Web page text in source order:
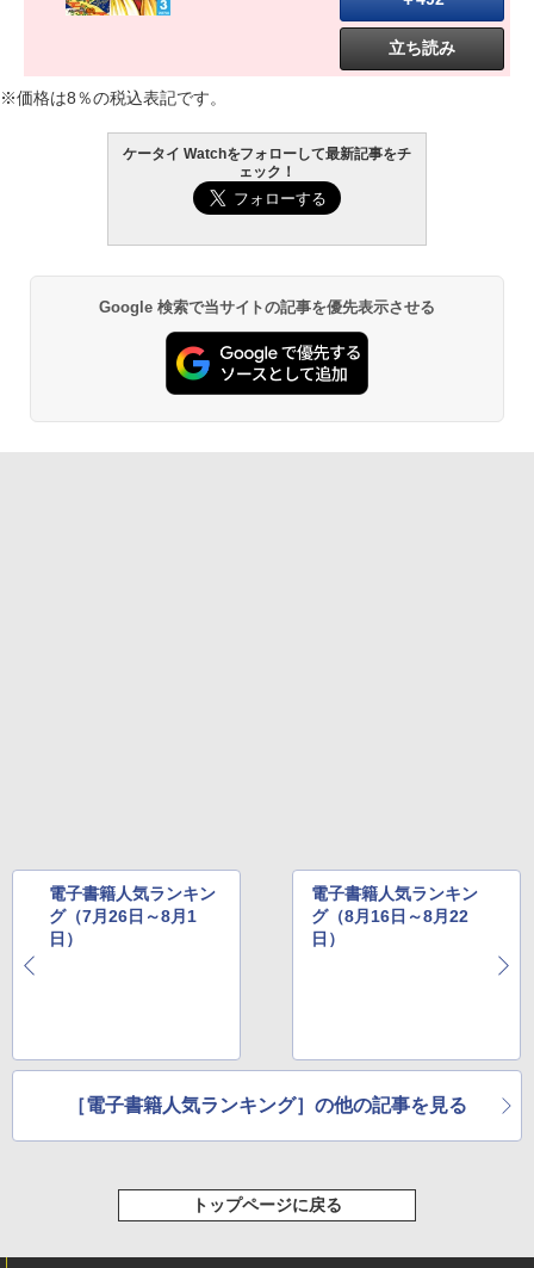
立ち読み
※価格は8％の税込表記です。
ケータイ Watchをフォローして最新記事をチ
ェック！
Google 検索で当サイトの記事を優先表示させる
電子書籍人気ランキン
グ（7月26日～8月1
日）
電子書籍人気ランキン
グ（8月16日～8月22
日）
［電子書籍人気ランキング］の他の記事を見る
トップページに戻る